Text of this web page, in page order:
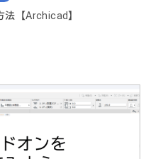
【Archicad】